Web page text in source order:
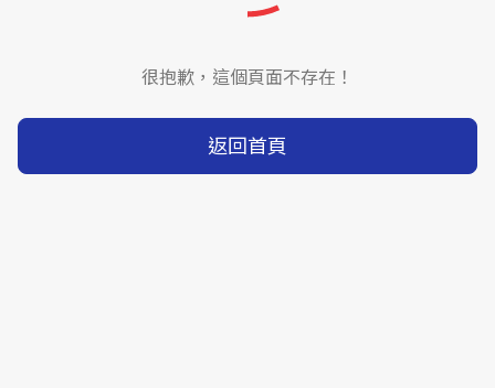
很抱歉，這個頁面不存在！
返回首頁